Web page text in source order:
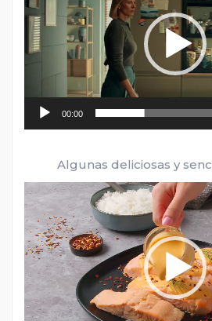
00:00
Algunas deliciosas y
Reproductor
de
vídeo